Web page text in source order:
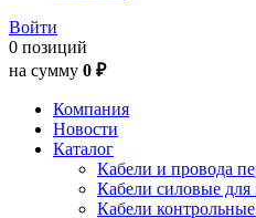
Войти
0 позиций
на сумму 0 ₽
Компания
Новости
Каталог
Кабели и провода
Кабели силовые для
Кабели